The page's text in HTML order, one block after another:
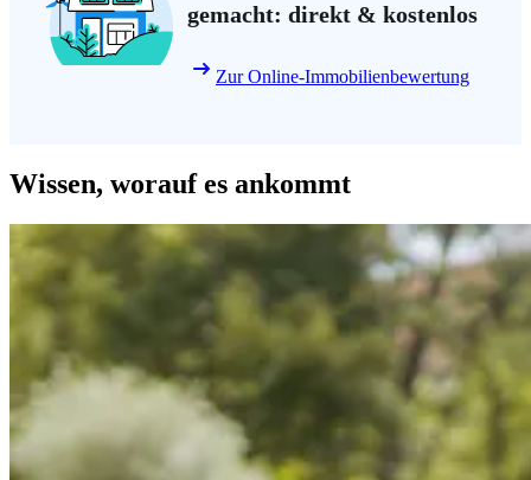
gemacht: direkt & kostenlos
Zur Online-Immobilienbewertung
Wissen, worauf es ankommt